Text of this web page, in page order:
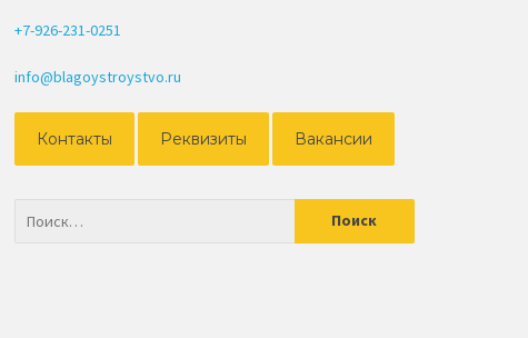
+7-926-231-0251
info@blagoystroystvo.ru
Контакты Реквизиты Вакансии